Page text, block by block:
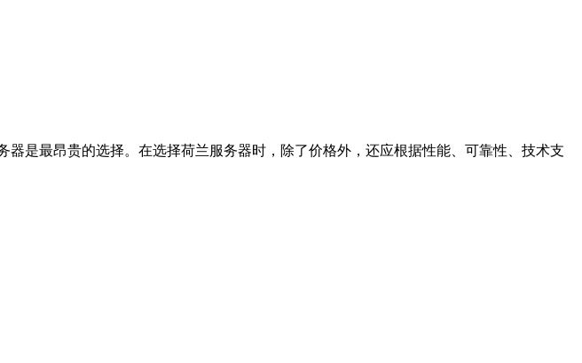
是最昂贵的选择。在选择荷兰服务器时，除了价格外，还应根据性能、可靠性、技术支